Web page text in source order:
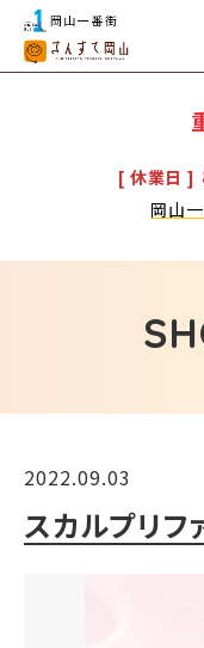
[ 休業日 ]
岡山
2022.09.03
スカルプリフ